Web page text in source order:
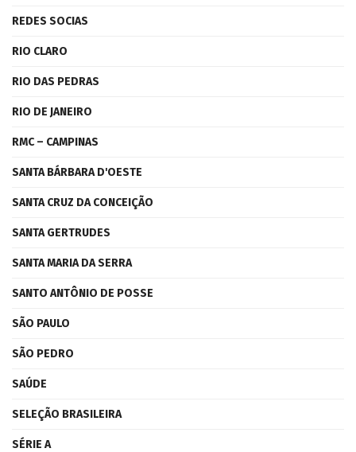
REDES SOCIAS
RIO CLARO
RIO DAS PEDRAS
RIO DE JANEIRO
RMC – CAMPINAS
SANTA BÁRBARA D'OESTE
SANTA CRUZ DA CONCEIÇÃO
SANTA GERTRUDES
SANTA MARIA DA SERRA
SANTO ANTÔNIO DE POSSE
SÃO PAULO
SÃO PEDRO
SAÚDE
SELEÇÃO BRASILEIRA
SÉRIE A